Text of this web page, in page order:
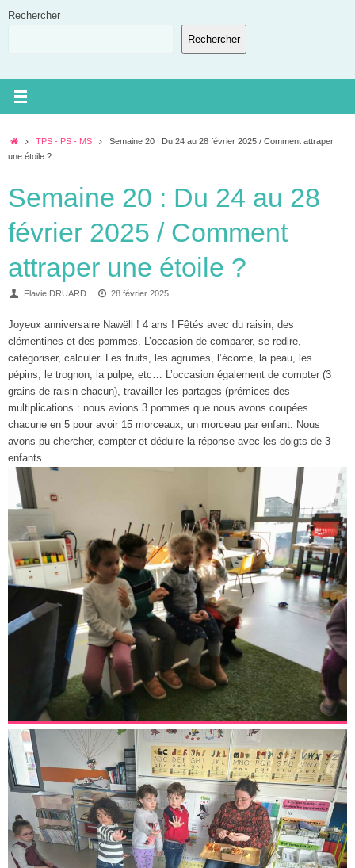
Rechercher
Rechercher
AccueilTPS - PS - MS
Semaine 20 : Du 24 au 28 février 2025 / Comment attraper
une étoile ?
Semaine 20 : Du 24 au 28
février 2025 / Comment
attraper une étoile ?
Flavie DRUARD 28 février 2025
Joyeux anniversaire Nawëll ! 4 ans ! Fêtés avec du raisin, des
clémentines et des pommes. L’occasion de comparer, se redire,
catégoriser, calculer. Les fruits, les agrumes, l’écorce, la peau, les
pépins, le trognon, la pulpe, etc… L’occasion également de compter (3
grains de raisin chacun), travailler les partages (prémices des
multiplications : nous avions 3 pommes que nous avons coupées
chacune en 5 pour avoir 15 morceaux, un morceau par enfant. Nous
avons pu chercher, compter et déduire la réponse avec les doigts de 3
enfants.